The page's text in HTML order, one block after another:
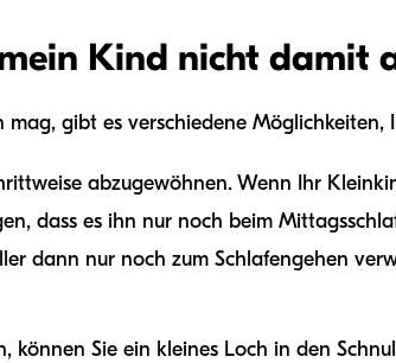
Kind nicht damit
gibt es verschiedene
abzugewöhnen. Wenn Ihr
dass es ihn nur noch beim
dann nur noch zum Schlafengehen
können Sie ein kleines Loch in den